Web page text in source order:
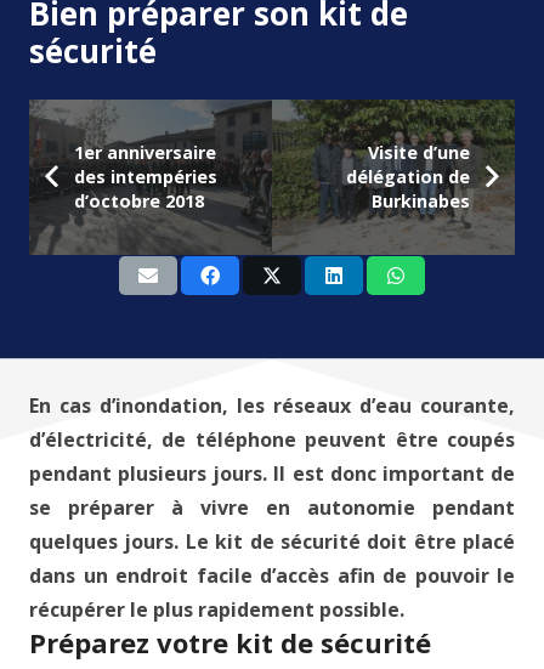
Bien préparer son kit de
sécurité
1er anniversaire
des intempéries
d’octobre 2018
Visite d’une
délégation de
Burkinabes
En cas d’inondation, les réseaux d’eau courante,
d’électricité, de téléphone peuvent être coupés
pendant plusieurs jours. Il est donc important de
se préparer à vivre en autonomie pendant
quelques jours. Le kit de sécurité doit être placé
dans un endroit facile d’accès afin de pouvoir le
récupérer le plus rapidement possible.
Préparez votre kit de sécurité